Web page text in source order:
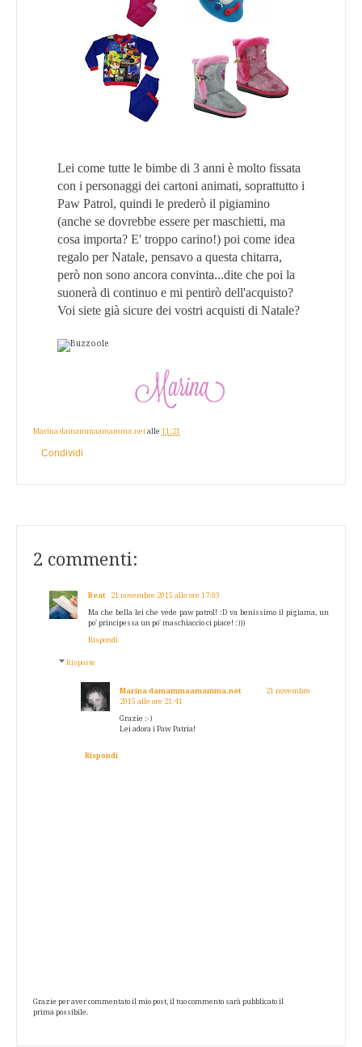
Lei come tutte le bimbe di 3 anni è molto fissata
con i personaggi dei cartoni animati, soprattutto i
Paw Patrol, quindi le prederò il pigiamino
(anche se dovrebbe essere per maschietti, ma
cosa importa? E' troppo carino!) poi come idea
regalo per Natale, pensavo a questa chitarra,
però non sono ancora convinta...dite che poi la
suonerà di continuo e mi pentirò dell'acquisto?
Voi siete già sicure dei vostri acquisti di Natale?
Marina damammaamamma.net alle 11:21
Condividi
2 commenti:
Beat 21 novembre 2015 alle ore 17:03
Ma che bella lei che vede paw patrol! :D va benissimo il pigiama, un
po' principessa un po' maschiaccio ci piace! :)))
Rispondi
Risposte
Marina damammaamamma.net
21 novembre
2015 alle ore 21:41
Grazie :-)
Lei adora i Paw Patria!
Rispondi
Grazie per aver commentato il mio post, il tuo commento sarà pubblicato il
prima possibile.